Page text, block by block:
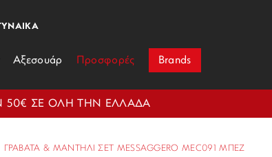
Αξεσουάρ Προσφορές Brands
ΣΕ ΟΛΗ ΤΗΝ ΕΛΛΑΔΑ
ΓΡΑΒΆΤΑ & ΜΑΝΤΉΛΙ ΣΕΤ MESSAGGERO MEC091 ΜΠΕΖ